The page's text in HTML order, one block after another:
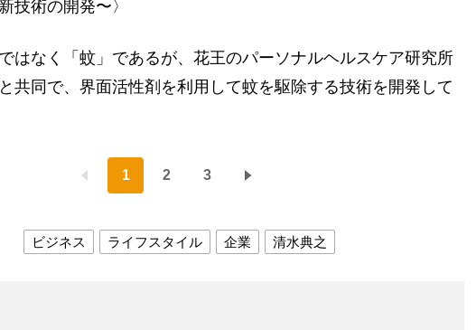
技術の開発〜〉
はなく「蚊」であるが、花王のパーソナルヘルスケア研究所
共同で、界面活性剤を利用して蚊を駆除する技術を開発して
1 2 3
ビジネス ライフスタイル 企業 清水典之